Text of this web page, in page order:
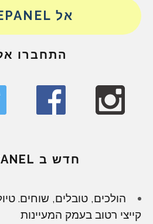
אל BIKEPANEL
התחברו
חדש ב OUTPANEL
הולכים, טובלים, שוחים.
קייצי רטוב בעמק המעיינות